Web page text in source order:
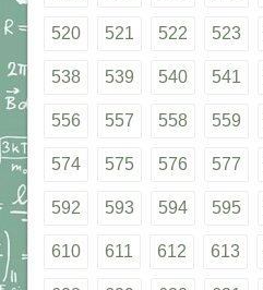
520 521 522 523
538 539 540 541
556 557 558 559
574 575 576 577
592 593 594 595
610 611 612 613